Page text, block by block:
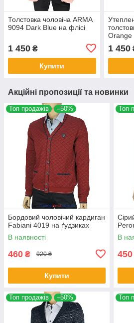
Толстовка чоловіча ARMA
9094 Dark Blue на флісі
1 450 ₴
Купити
Orange
1 450
Акційні пропозиції та новинки
Топ продажів –50%
Бордовий чоловічий кардиган
Fabiani 4019 на ґудзиках
В наявності
460 ₴ 920 ₴
Купити
Топ
В
450
Топ продажів –50% Топ